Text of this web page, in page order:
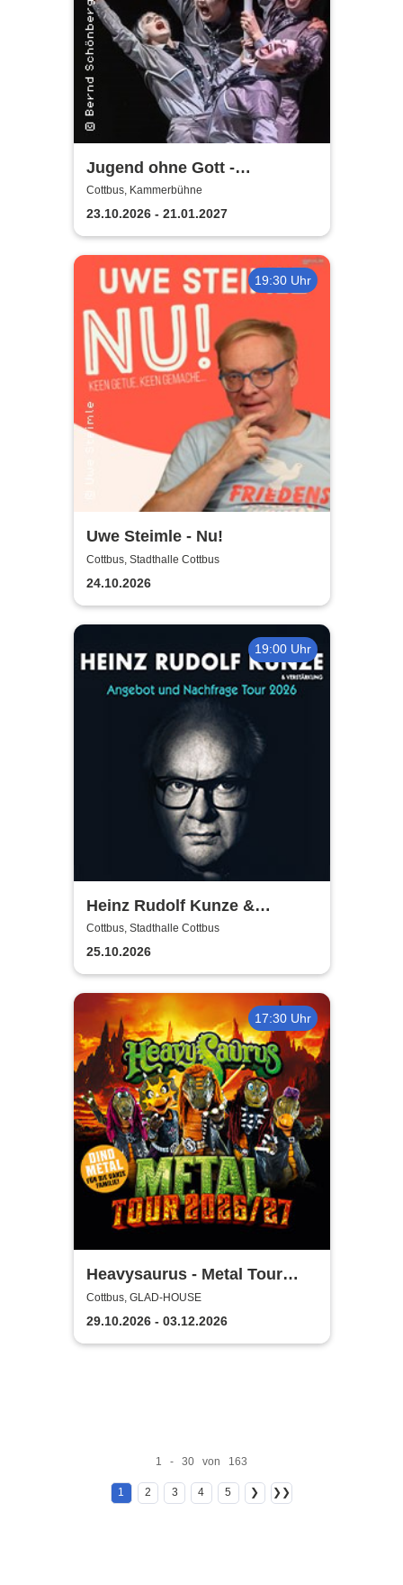
Jugend ohne Gott -
Staatstheater Cottbus
Cottbus, Kammerbühne
23.10.2026 - 21.01.2027
19:30 Uhr
Uwe Steimle - Nu!
Cottbus, Stadthalle Cottbus
24.10.2026
19:00 Uhr
Heinz Rudolf Kunze &
Verstärkung - Angebot und
Nachfrage Tour
Cottbus, Stadthalle Cottbus
25.10.2026
17:30 Uhr
Heavysaurus - Metal Tour
2026/27
Cottbus, GLAD-HOUSE
29.10.2026 - 03.12.2026
1 - 30 von 163
1 2 3 4 5 ❯ ❯❯